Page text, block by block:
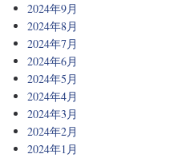
2024年9月
2024年8月
2024年7月
2024年6月
2024年5月
2024年4月
2024年3月
2024年2月
2024年1月